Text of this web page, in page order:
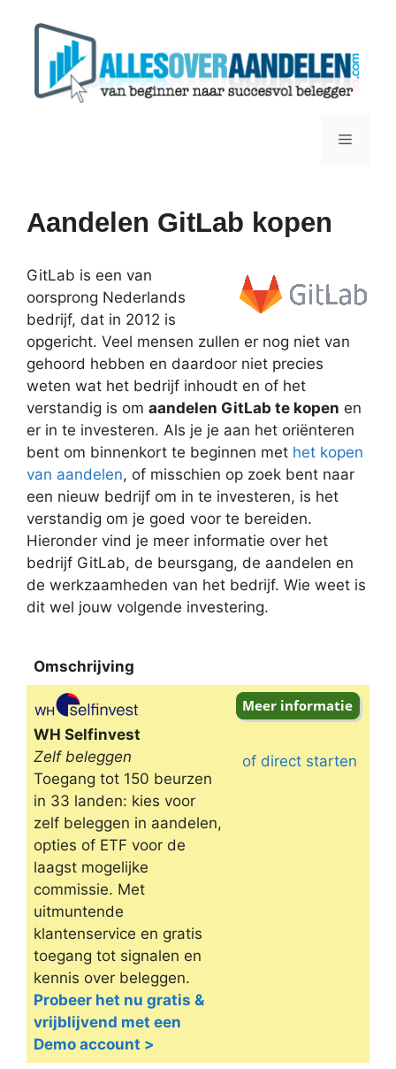
Menu
Aandelen GitLab kopen
GitLab is een van
oorsprong Nederlands
bedrijf, dat in 2012 is
opgericht. Veel mensen zullen er nog niet van
gehoord hebben en daardoor niet precies
weten wat het bedrijf inhoudt en of het
verstandig is om aandelen GitLab te kopen en
er in te investeren. Als je je aan het oriënteren
bent om binnenkort te beginnen met het kopen
van aandelen, of misschien op zoek bent naar
een nieuw bedrijf om in te investeren, is het
verstandig om je goed voor te bereiden.
Hieronder vind je meer informatie over het
bedrijf GitLab, de beursgang, de aandelen en
de werkzaamheden van het bedrijf. Wie weet is
dit wel jouw volgende investering.
Omschrijving
Omschrijving
WH Selfinvest
Zelf beleggen
Toegang tot 150 beurzen
in 33 landen: kies voor
zelf beleggen in aandelen,
opties of ETF voor de
laagst mogelijke
commissie. Met
uitmuntende
klantenservice en gratis
toegang tot signalen en
kennis over beleggen.
Probeer het nu gratis &
vrijblijvend met een
Demo account >
of direct starten